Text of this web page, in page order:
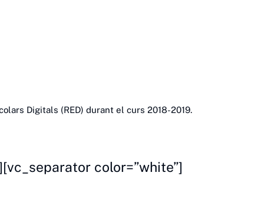
Digitals (RED) durant el curs 2018-2019.
color=”white”]